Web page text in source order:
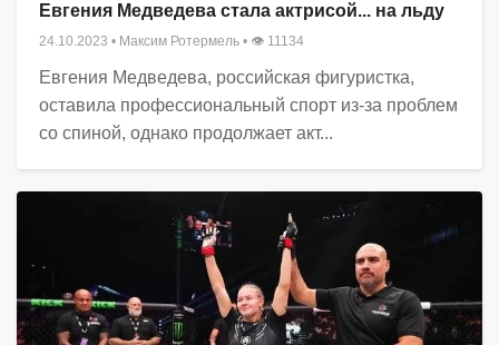
Евгения Медведева стала актрисой... на льду
24.10.2023 • Максим Ротермель • 👁 11134
Евгения Медведева, российская фигуристка,
оставила профессиональный спорт из-за проблем
со спиной, однако продолжает акт...